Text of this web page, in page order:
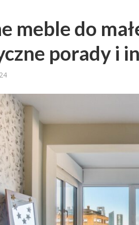
meble do
porady i